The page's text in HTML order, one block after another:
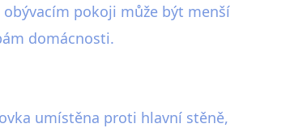
pokoji může být menší
domácnosti.
umístěna proti hlavní stěně,